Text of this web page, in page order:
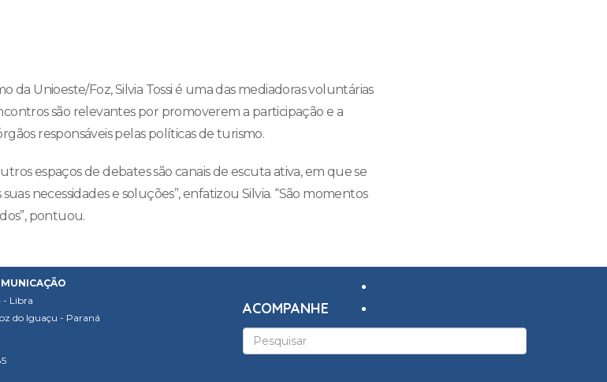
da Unioeste/Foz, Silvia Tossi é uma das mediadoras voluntárias
são relevantes por promoverem a participação e a
responsáveis pelas políticas de turismo.
espaços de debates são canais de escuta ativa, em que se
necessidades e soluções”, enfatizou Silvia. “São momentos
pontuou.
- Libra
do Iguaçu - Paraná
ACOMPANHE